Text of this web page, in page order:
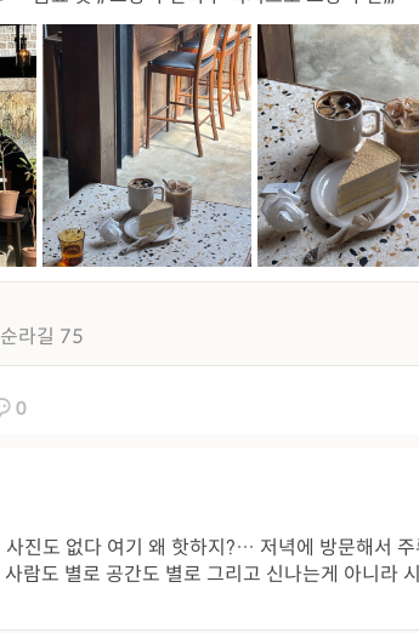
라길 75
0
진도 없다 여기 왜 핫하지?… 저녁에 방문해서
람도 별로 공간도 별로 그리고 신나는게 아니라